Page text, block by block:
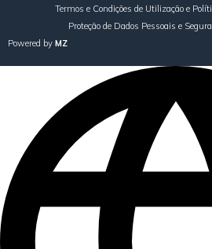
Termos e Condições de Utilização e
Proteção de Dados Pessoais e
Powered by MZ